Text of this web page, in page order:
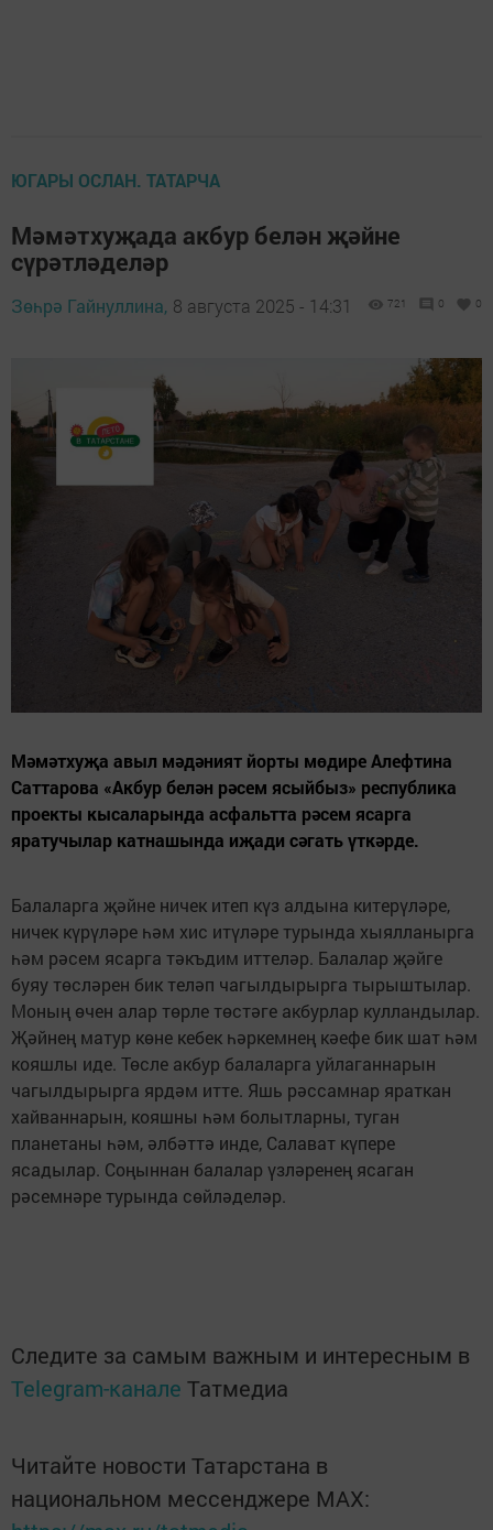
ЮГАРЫ ОСЛАН. ТАТАРЧА
Мәмәтхуҗада акбур белән җәйне
сүрәтләделәр
Зөһрә Гайнуллина, 8 августа 2025 - 14:31 721 0 0
Мәмәтхуҗа авыл мәдәният йорты мөдире Алефтина
Саттарова «Акбур белән рәсем ясыйбыз» республика
проекты кысаларында асфальтта рәсем ясарга
яратучылар катнашында иҗади сәгать үткәрде.
Балаларга җәйне ничек итеп күз алдына китерүләре,
ничек күрүләре һәм хис итүләре турында хыялланырга
һәм рәсем ясарга тәкъдим иттеләр. Балалар җәйге
буяу төсләрен бик теләп чагылдырырга тырыштылар.
Моның өчен алар төрле төстәге акбурлар кулландылар.
Җәйнең матур көне кебек һәркемнең кәефе бик шат һәм
кояшлы иде. Төсле акбур балаларга уйлаганнарын
чагылдырырга ярдәм итте. Яшь рәссамнар яраткан
хайваннарын, кояшны һәм болытларны, туган
планетаны һәм, әлбәттә инде, Салават күпере
ясадылар. Соңыннан балалар үзләренең ясаган
рәсемнәре турында сөйләделәр.
Следите за самым важным и интересным в
Telegram-канале Татмедиа
Читайте новости Татарстана в
национальном мессенджере MАХ: